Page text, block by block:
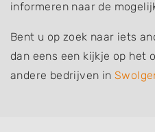
informeren naar de
Bent u op zoek naar iets
dan eens een kijkje op het
andere bedrijven in